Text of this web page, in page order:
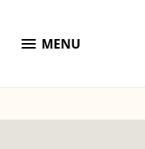
menu MENU